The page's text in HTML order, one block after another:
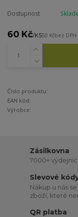
Dostupnost
60 Kč/KS50 Kčbez DPH
Číslo produktu:
EAN kód:
Výrobce:
Zásilkovna
7000+
Slevové
Nákup u nás
zboží, které
QR platba